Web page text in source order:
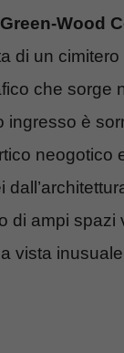
Green-Wood
di un
che sorge
ingresso è
neogotico
di ampi spazi
vista